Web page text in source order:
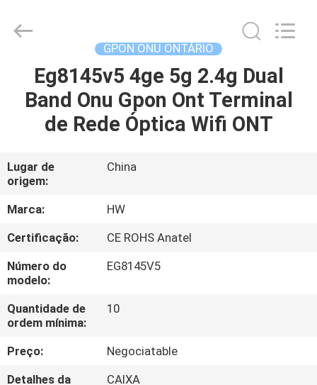
CASA
PRODUTOS
SOBRE
NÓS
EXCURSÃO
DA
FÁBRICA
CONTROLE
DA
QUALIDADE
LIMITED.
GPON ONU ONTÁRIO
Eg8145v5 4ge 5g 2.4g Dual
Band Onu Gpon Ont Terminal
de Rede Óptica Wifi ONT
Lugar de
origem:
China
Marca:
HW
Certificação:
CE ROHS Anatel
Número do
modelo:
EG8145V5
Quantidade de
ordem mínima:
10
Preço:
Negociatable
Detalhes da
CAIXA